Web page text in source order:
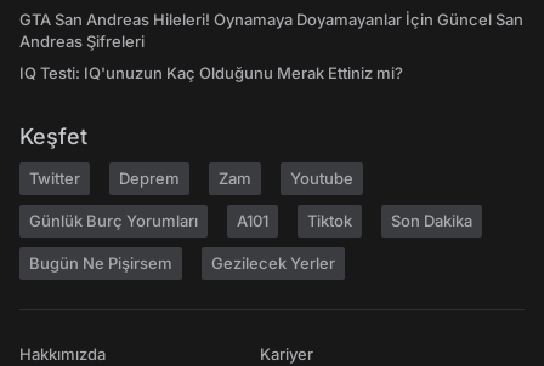
GTA San Andreas Hileleri! Oynamaya Doyamayanlar İçin Güncel San
Andreas Şifreleri
IQ Testi: IQ'unuzun Kaç Olduğunu Merak Ettiniz mi?
Keşfet
Twitter Deprem Zam Youtube
Günlük Burç Yorumları A101 Tiktok Son Dakika
Bugün Ne Pişirsem Gezilecek Yerler
Hakkımızda
Kariyer